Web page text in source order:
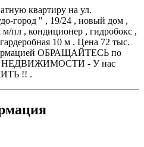
квартиру на ул.
город " , 19/24 , новый дом ,
пл , кондиционер , гидробокс ,
10 м . Цена 72 тыс.
ОБРАЩАЙТЕСЬ по
НЕДВИЖИМОСТИ - У нас
!! .